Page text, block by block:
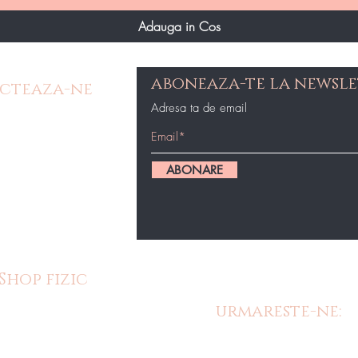
Adauga in Cos
ne aboneaza-te la
Adresa ta de email
ABONARE
fizic
urmareste-ne: